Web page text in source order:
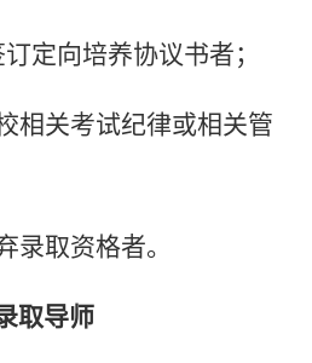
定向培养协议书者；
相关考试纪律或相关管
录取资格者。
取导师